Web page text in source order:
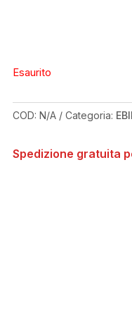
Esaurito
COD: N/A Categoria:
Spedizione gratuita